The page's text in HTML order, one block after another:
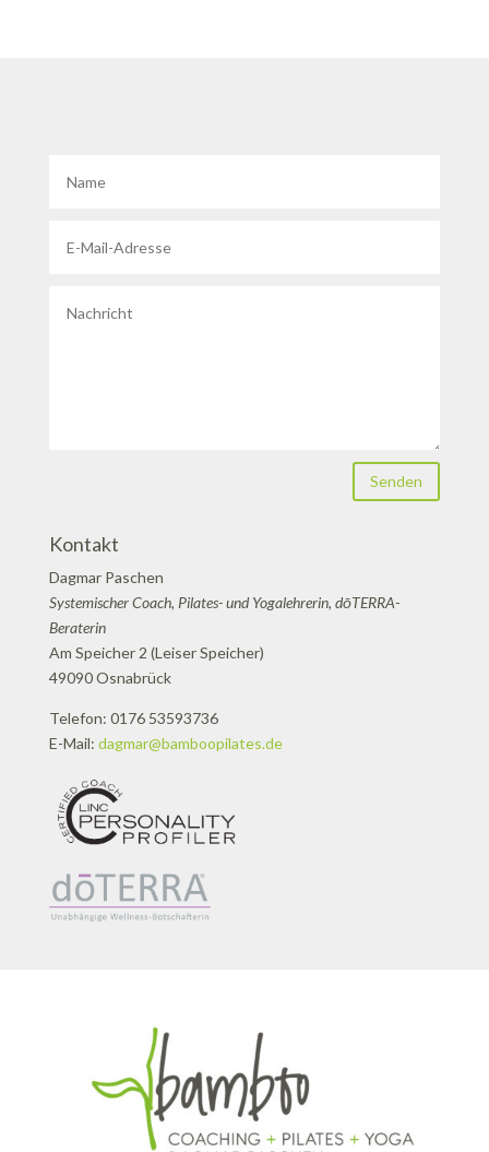
Senden
Kontakt
Dagmar Paschen
Systemischer Coach, Pilates- und Yogalehrerin, dōTERRA-
Beraterin
Am Speicher 2 (Leiser Speicher)
49090 Osnabrück
Telefon: 0176 53593736
E-Mail: dagmar@bamboopilates.de